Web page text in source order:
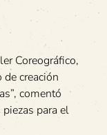
Coreográfico,
creación
comentó
para el